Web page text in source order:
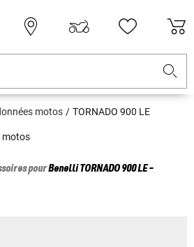
motos TORNADO 900 LE
motos
pourBenelliTORNADO 900 LE -